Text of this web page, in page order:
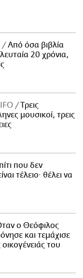
Από όσα βιβλία
20 χρόνια,
Tρεις
μουσικοί, τρεις
που δεν
τέλειο· θέλει να
ο Θεόφιλος
και τεμάχισε
του